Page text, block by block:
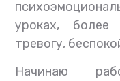
уроках, более
тревогу,
Начинаю